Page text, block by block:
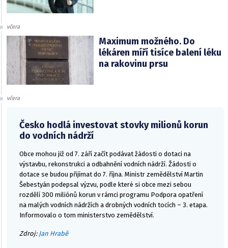
včera
Maximum možného. Do
lékáren míří tisíce balení léku
na rakovinu prsu
včera
Česko hodlá investovat stovky milionů korun
do vodních nádrží
Obce mohou již od 7. září začít podávat žádosti o dotaci na
výstavbu, rekonstrukci a odbahnění vodních nádrží. Žádosti o
dotace se budou přijímat do 7. října. Ministr zemědělství Martin
Šebestyán podepsal výzvu, podle které si obce mezi sebou
rozdělí 300 miliónů korun v rámci programu Podpora opatření
na malých vodních nádržích a drobných vodních tocích – 3. etapa.
Informovalo o tom ministerstvo zemědělství.
Zdroj: Jan Hrabě